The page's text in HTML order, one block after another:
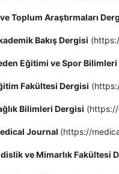
Toplum Araştırmaları
Bakış Dergisi
Eğitimi ve Spor
Fakültesi Dergisi
Bilimleri Dergisi
Journal (https://
ve Mimarlık Fakültesi